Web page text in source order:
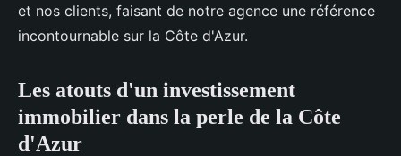
et nos clients, faisant de notre agence une référence
incontournable sur la Côte d'Azur.
Les atouts d'un investissement
immobilier dans la perle de la Côte
d'Azur